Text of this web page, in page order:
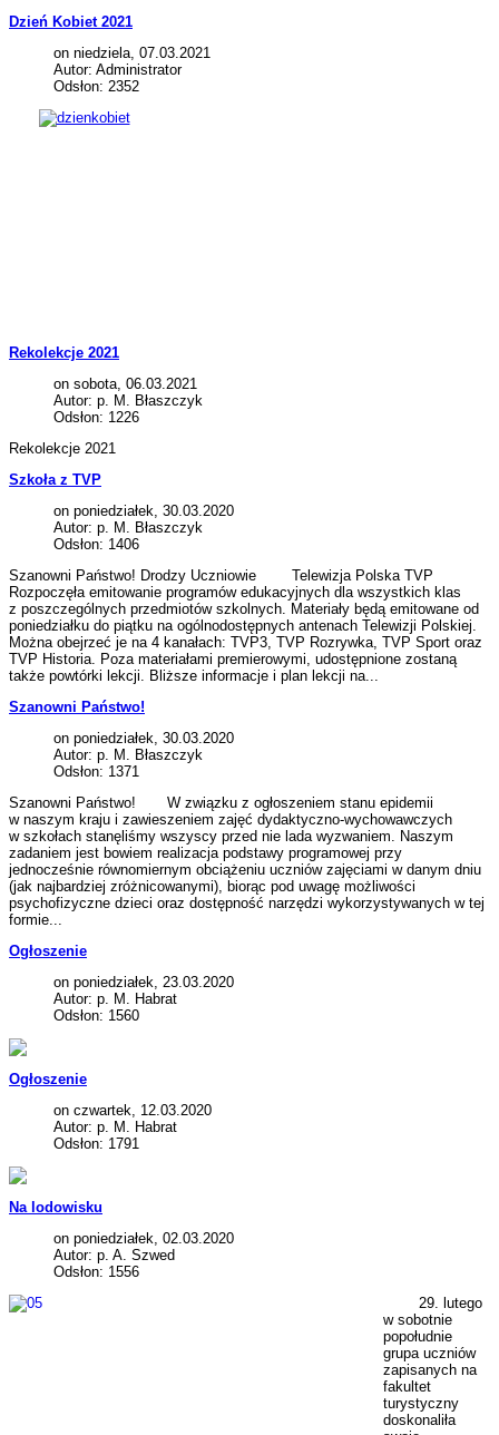
Dzień Kobiet 2021
on niedziela, 07.03.2021
Autor: Administrator
Odsłon: 2352
Rekolekcje 2021
on sobota, 06.03.2021
Autor: p. M. Błaszczyk
Odsłon: 1226
Rekolekcje 2021
Szkoła z TVP
on poniedziałek, 30.03.2020
Autor: p. M. Błaszczyk
Odsłon: 1406
Szanowni Państwo! Drodzy Uczniowie Telewizja Polska TVP
Rozpoczęła emitowanie programów edukacyjnych dla wszystkich klas
z poszczególnych przedmiotów szkolnych. Materiały będą emitowane od
poniedziałku do piątku na ogólnodostępnych antenach Telewizji Polskiej.
Można obejrzeć je na 4 kanałach: TVP3, TVP Rozrywka, TVP Sport oraz
TVP Historia. Poza materiałami premierowymi, udostępnione zostaną
także powtórki lekcji. Bliższe informacje i plan lekcji na...
Szanowni Państwo!
on poniedziałek, 30.03.2020
Autor: p. M. Błaszczyk
Odsłon: 1371
Szanowni Państwo! W związku z ogłoszeniem stanu epidemii
w naszym kraju i zawieszeniem zajęć dydaktyczno-wychowawczych
w szkołach stanęliśmy wszyscy przed nie lada wyzwaniem. Naszym
zadaniem jest bowiem realizacja podstawy programowej przy
jednocześnie równomiernym obciążeniu uczniów zajęciami w danym dniu
(jak najbardziej zróżnicowanymi), biorąc pod uwagę możliwości
psychofizyczne dzieci oraz dostępność narzędzi wykorzystywanych w tej
formie...
Ogłoszenie
on poniedziałek, 23.03.2020
Autor: p. M. Habrat
Odsłon: 1560
Ogłoszenie
on czwartek, 12.03.2020
Autor: p. M. Habrat
Odsłon: 1791
Na lodowisku
on poniedziałek, 02.03.2020
Autor: p. A. Szwed
Odsłon: 1556
29. lutego
w sobotnie
popołudnie
grupa uczniów
zapisanych na
fakultet
turystyczny
doskonaliła